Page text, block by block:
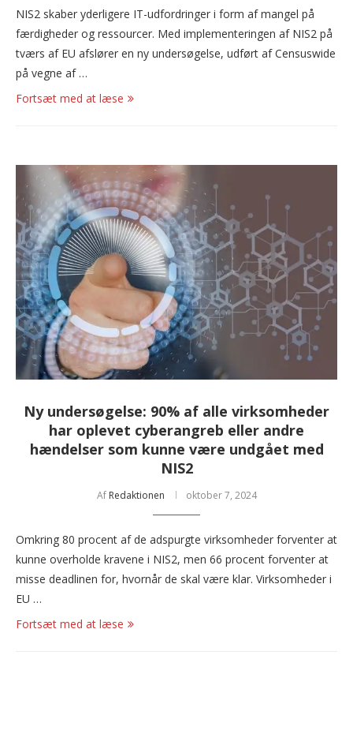
NIS2 skaber yderligere IT-udfordringer i form af mangel på
færdigheder og ressourcer. Med implementeringen af NIS2 på
tværs af EU afslører en ny undersøgelse, udført af Censuswide
på vegne af …
Fortsæt med at læse
Ny undersøgelse: 90% af alle virksomheder
har oplevet cyberangreb eller andre
hændelser som kunne være undgået med
NIS2
Af Redaktionen oktober 7, 2024
Omkring 80 procent af de adspurgte virksomheder forventer at
kunne overholde kravene i NIS2, men 66 procent forventer at
misse deadlinen for, hvornår de skal være klar. Virksomheder i
EU …
Fortsæt med at læse